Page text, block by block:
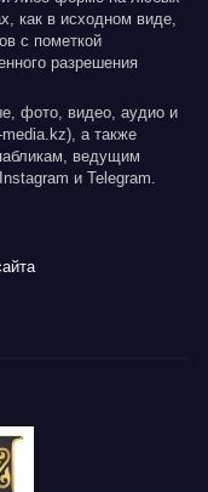
как в исходном виде,
с пометкой
разрешения
фото, видео, аудио и
а также
ведущим
и Telegram.